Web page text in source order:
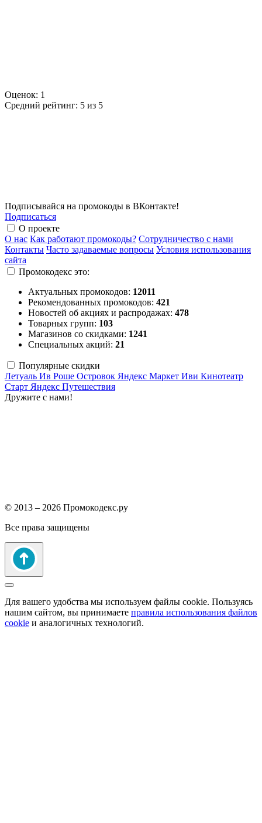
Оценок: 1
Средний рейтинг: 5 из 5
Подписывайся на промокоды в ВКонтакте!
Подписаться
О проекте
О нас Как работают промокоды? Сотрудничество с нами
Контакты Часто задаваемые вопросы Условия использования
сайта
Промокодекс это:
Актуальных промокодов: 12011
Рекомендованных промокодов: 421
Новостей об акциях и распродажах: 478
Товарных групп: 103
Магазинов со скидками: 1241
Специальных акций: 21
Популярные скидки
Летуаль Ив Роше Островок Яндекс Маркет Иви Кинотеатр
Старт Яндекс Путешествия
Дружите с нами!
© 2013 – 2026 Промокодекс.ру
Все права защищены
Для вашего удобства мы используем файлы cookie. Пользуясь
нашим сайтом, вы принимаете правила использования файлов
cookie и аналогичных технологий.